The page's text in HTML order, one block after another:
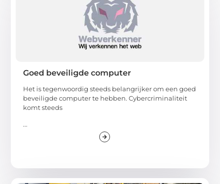
Goed beveiligde computer
Het is tegenwoordig steeds belangrijker om een goed
beveiligde computer te hebben. Cybercriminaliteit
komt steeds
...